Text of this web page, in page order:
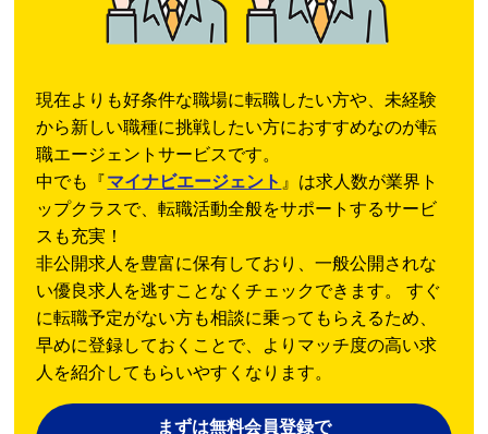
現在よりも好条件な職場に転職したい方や、未経験
から新しい職種に挑戦したい方におすすめなのが転
職エージェントサービスです。
中でも『マイナビエージェント 』は求人数が業界ト
ップクラスで、転職活動全般をサポートするサービ
スも充実！
非公開求人を豊富に保有しており、一般公開されな
い優良求人を逃すことなくチェックできます。 すぐ
に転職予定がない方も相談に乗ってもらえるため、
早めに登録しておくことで、よりマッチ度の高い求
人を紹介してもらいやすくなります。
まずは無料会員登録で